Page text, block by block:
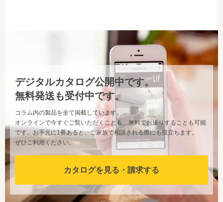
デジタルカタログ公開中です。
無料発送も受付中です。
コラム内の製品を全て掲載しています。
オンラインで今すぐご覧いただくことも、無料でお送りすることも可能
です。お手元に1冊あると、ご家族で相談される際にも役立ちます。
ぜひご利用ください。
カタログを見る・請求する